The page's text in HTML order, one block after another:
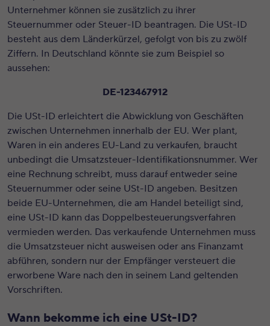
Unternehmer können sie zusätzlich zu ihrer
Steuernummer oder Steuer-ID beantragen. Die USt-ID
besteht aus dem Länderkürzel, gefolgt von bis zu zwölf
Ziffern. In Deutschland könnte sie zum Beispiel so
aussehen:
DE-123467912
Die USt-ID erleichtert die Abwicklung von Geschäften
zwischen Unternehmen innerhalb der EU. Wer plant,
Waren in ein anderes EU-Land zu verkaufen, braucht
unbedingt die Umsatzsteuer-Identifikationsnummer. Wer
eine Rechnung schreibt, muss darauf entweder seine
Steuernummer oder seine USt-ID angeben. Besitzen
beide EU-Unternehmen, die am Handel beteiligt sind,
eine USt-ID kann das Doppelbesteuerungsverfahren
vermieden werden. Das verkaufende Unternehmen muss
die Umsatzsteuer nicht ausweisen oder ans Finanzamt
abführen, sondern nur der Empfänger versteuert die
erworbene Ware nach den in seinem Land geltenden
Vorschriften.
Wann bekomme ich eine USt-ID?